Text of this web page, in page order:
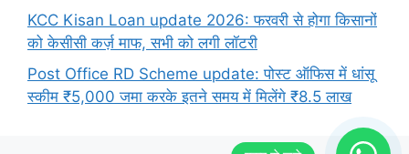
KCC Kisan Loan update 2026: फरवरी से होगा किसानों
को केसीसी कर्ज़ माफ, सभी को लगी लॉटरी
Post Office RD Scheme update: पोस्ट ऑफिस में धांसू
स्कीम ₹5,000 जमा करके इतने समय में मिलेंगे ₹8.5 लाख